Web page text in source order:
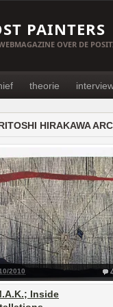
PAINTERS
OVER DE
theorie
HIRAKAWA
2010
Inside